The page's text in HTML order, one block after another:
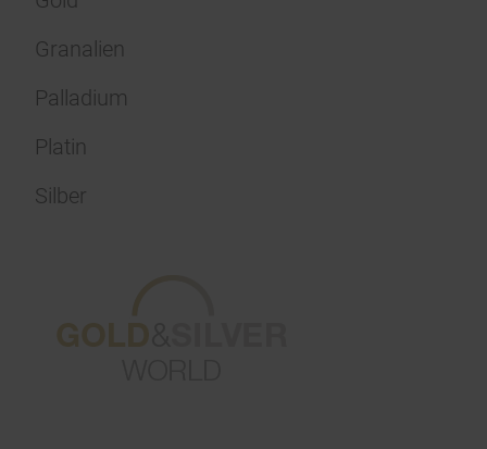
Granalien
Palladium
Platin
Silber